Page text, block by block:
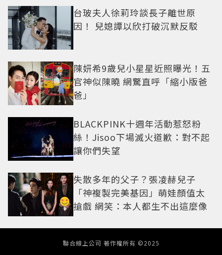
台玻夫人徐莉玲談長子離世原
因！ 兒媳譚以欣打破沉默反駁
陳妍希9歲兒小星星近照曝光！五
官神似陳曉 網驚直呼「縮小版爸
爸」
BLACKPINK十週年活動惹怒粉
絲！Jisoo下場滅火道歉：對不起
讓你們失望
失散多年的父子？張凌赫兒子
「神複製完美基因」萌娃顏值太
搶戲 網笑：本人都生不出這麼像
聯合線上公司 著作權所有 ©2025